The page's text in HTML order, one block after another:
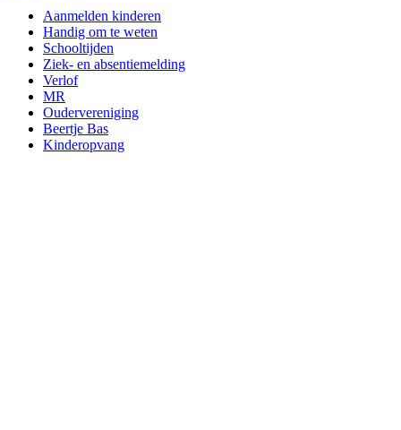
Aanmelden kinderen
Handig om te weten
Schooltijden
Ziek- en absentiemelding
Verlof
MR
Oudervereniging
Beertje Bas
Kinderopvang